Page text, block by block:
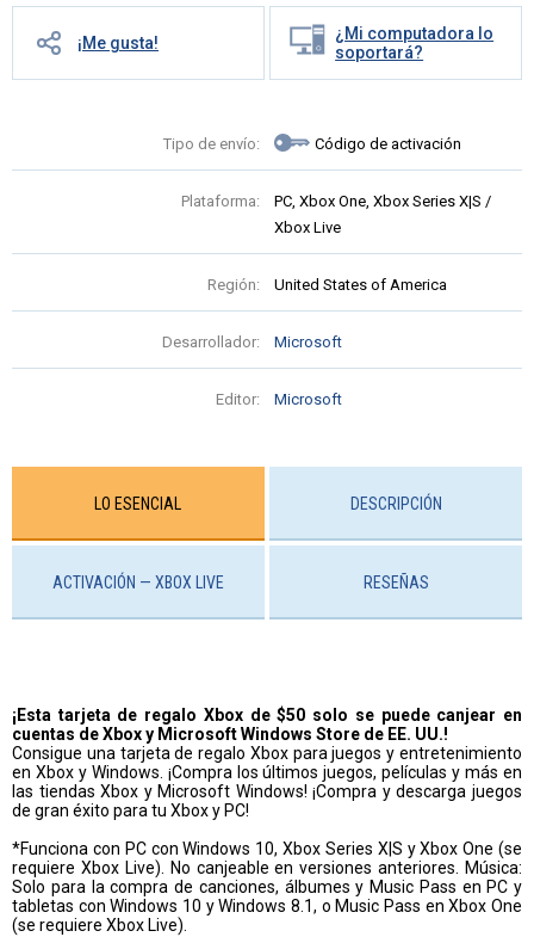
¡Me gusta!
¿Mi computadora lo
soportará?
Tipo de envío: Código de activación
Plataforma:
PC, Xbox One, Xbox Series X|S /
Xbox Live
Región: United States of America
Desarrollador: Microsoft
Editor: Microsoft
LO ESENCIAL DESCRIPCIÓN
ACTIVACIÓN — XBOX LIVE RESEÑAS
¡Esta tarjeta de regalo Xbox de $50 solo se puede canjear en
cuentas de Xbox y Microsoft Windows Store de EE. UU.!
Consigue una tarjeta de regalo Xbox para juegos y entretenimiento
en Xbox y Windows. ¡Compra los últimos juegos, películas y más en
las tiendas Xbox y Microsoft Windows! ¡Compra y descarga juegos
de gran éxito para tu Xbox y PC!
*Funciona con PC con Windows 10, Xbox Series X|S y Xbox One (se
requiere Xbox Live). No canjeable en versiones anteriores. Música:
Solo para la compra de canciones, álbumes y Music Pass en PC y
tabletas con Windows 10 y Windows 8.1, o Music Pass en Xbox One
(se requiere Xbox Live).